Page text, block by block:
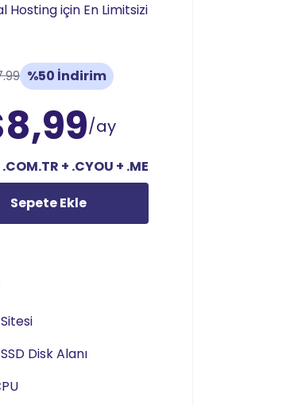
Hosting için En Limitsizi
%50 İndirim
/ay
.COM.TR + .CYOU + .ME
Sepete Ekle
SSD Disk Alanı